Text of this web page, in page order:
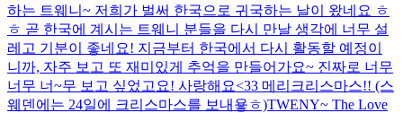
하는 트웨니~ 저희가 벌써 한국으로 귀국하는 날이 왔네요 ㅎ
ㅎ 곧 한국에 계시는 트웨니 분들을 다시 만날 생각에 너무 설
레고 기분이 좋네요! 지금부터 한국에서 다시 활동할 예정이
니까, 자주 보고 또 재미있게 추억을 만들어가요~ 진짜로 너무
너무 너~무 보고 싶었고요! 사랑해요<33 메리크리스마스!! (스
웨덴에는 24일에 크리스마스를 보내욯ㅎ)TWENY~ The Love